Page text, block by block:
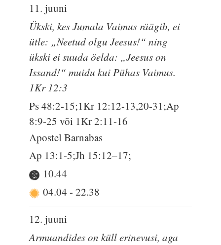
11. juuni
Ükski, kes Jumala Vaimus räägib, ei
ütle: „Neetud olgu Jeesus!“ ning
ükski ei suuda öelda: „Jeesus on
Issand!“ muidu kui Pühas Vaimus.
1Kr 12:3
Ps 48:2-15;1Kr 12:12-13,20-31;Ap
8:9-25 või 1Kr 2:11-16
Apostel Barnabas
Ap 13:1-5;Jh 15:12–17;
10.44
04.04 - 22.38
12. juuni
Armuandides on küll erinevusi, aga